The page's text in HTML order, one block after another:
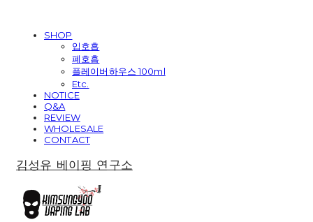
SHOP
입호흡
폐호흡
플레이버하우스 100ml
Etc.
NOTICE
Q&A
REVIEW
WHOLESALE
CONTACT
김성유 베이핑 연구소